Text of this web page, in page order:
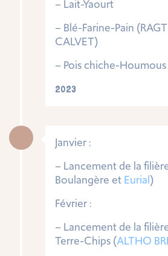
– Lait-Yaourt
– Blé-Farine-Pain
CALVET)
– Pois chiche-Houmous
2023
Janvier :
– Lancement de la
Boulangère et Eurial)
Février :
– Lancement de la
Terre-Chips (ALTHO